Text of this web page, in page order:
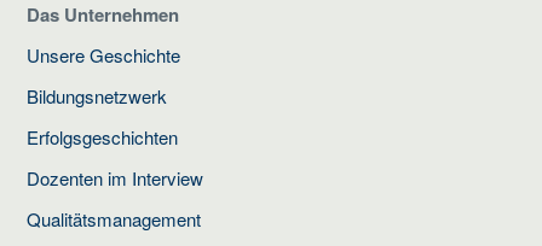
Das Unternehmen
Unsere Geschichte
Bildungsnetzwerk
Erfolgsgeschichten
Dozenten im Interview
Qualitätsmanagement